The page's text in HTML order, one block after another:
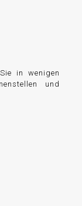
in wenigen
und